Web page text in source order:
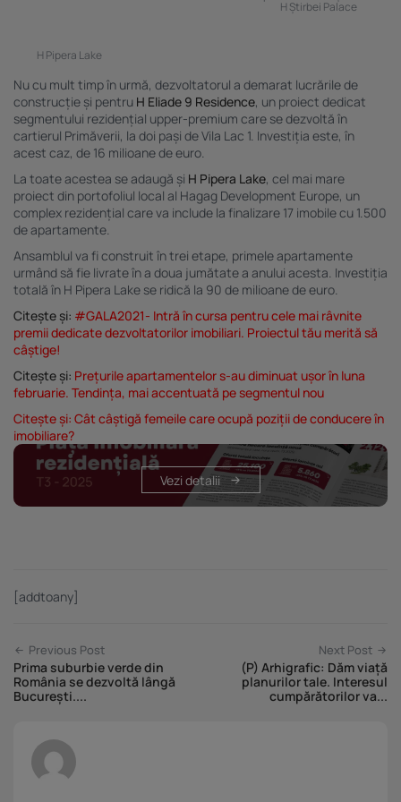
H Știrbei Palace
H Pipera Lake
Nu cu mult timp în urmă, dezvoltatorul a demarat lucrările de
construcție și pentru H Eliade 9 Residence, un proiect dedicat
segmentului rezidențial upper-premium care se dezvoltă în
cartierul Primăverii, la doi pași de Vila Lac 1. Investiția este, în
acest caz, de 16 milioane de euro.
La toate acestea se adaugă și H Pipera Lake, cel mai mare
proiect din portofoliul local al Hagag Development Europe, un
complex rezidențial care va include la finalizare 17 imobilecu 1.500
de apartamente.
Ansamblul va fi construit în trei etape, primele apartamente
urmând să fie livrate în a doua jumătate a anului acesta. Investiția
totală în H Pipera Lake se ridică la 90 de milioane de euro.
Citește și: #GALA2021- Intră în cursa pentru cele mai râvnite
premii dedicate dezvoltatorilor imobiliari. Proiectul tău merită să
câștige!
Citește și: Prețurile apartamentelor s-au diminuat ușor în luna
februarie. Tendința, mai accentuată pe segmentul nou
Citește și: Cât câștigă femeile care ocupă poziții de conducere în
imobiliare?
Vezi detalii
[addtoany]
Previous Post
Prima suburbie verde din
România se dezvoltă lângă
București....
Next Post
(P) Arhigrafic: Dăm viață
planurilor tale. Interesul
cumpărătorilor va...